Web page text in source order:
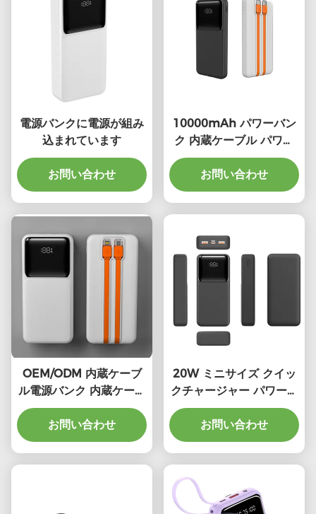
電源バンクに電源が組み
込まれています
お問い合わせ
10000mAh パワーバン
ク 内蔵ケーブル パワー
バンク 内蔵USB Cケーブ
ル
お問い合わせ
OEM/ODM 内蔵ケーブ
ル電源バンク 内蔵ケーブ
ル付きミニ電源バンク
お問い合わせ
20W ミニサイズ クイッ
クチャージャー パワーバ
ンク 20000mAh ポータ
ブルトラベル パワーバン
ク
お問い合わせ